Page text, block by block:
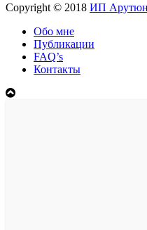
Copyright © 2018 ИП
Обо мне
Публикации
FAQ’s
Контакты